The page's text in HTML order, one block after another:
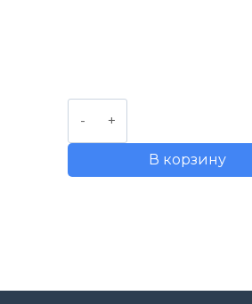
товара
Тротуарная
В корзину